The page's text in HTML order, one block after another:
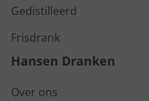
Gedistilleerd
Frisdrank
Hansen Dranken
Over ons